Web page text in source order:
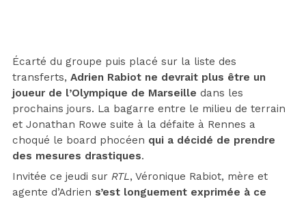
Écarté du groupe puis placé sur la liste des
transferts, Adrien Rabiot ne devrait plus être un
joueur de l’Olympique de Marseille dans les
prochains jours. La bagarre entre le milieu de terrain
et Jonathan Rowe suite à la défaite à Rennes a
choqué le board phocéen qui a décidé de prendre
des mesures drastiques.
Invitée ce jeudi sur RTL, Véronique Rabiot, mère et
agente d’Adrien s’est longuement exprimée à ce